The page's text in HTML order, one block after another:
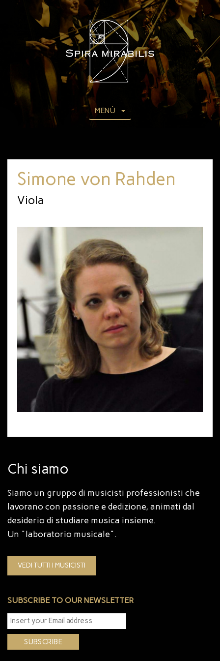
MENÙ
Simone von Rahden
Viola
Chi siamo
Siamo un gruppo di musicisti professionisti che
lavorano con passione e dedizione, animati dal
desiderio di studiare musica insieme.
Un "laboratorio musicale".
VEDI TUTTI I MUSICISTI
SUBSCRIBE TO OUR NEWSLETTER